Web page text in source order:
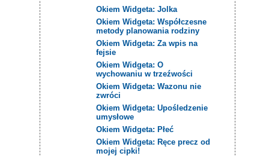
Okiem Widgeta: Jolka
Okiem Widgeta: Współczesne
metody planowania rodziny
Okiem Widgeta: Za wpis na
fejsie
Okiem Widgeta: O
wychowaniu w trzeźwości
Okiem Widgeta: Wazonu nie
zwróci
Okiem Widgeta: Upośledzenie
umysłowe
Okiem Widgeta: Płeć
Okiem Widgeta: Ręce precz od
mojej cipki!